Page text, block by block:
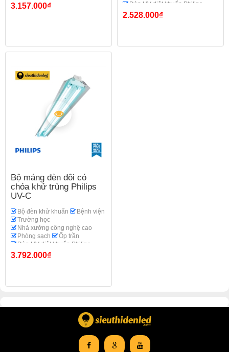
3.157.000₫
Đèn UV diệt khuẩn Philips
2.528.000₫
Bộ máng đèn đôi có
chóa khử trùng Philips
UV-C
Bộ đèn khử khuẩn
Bệnh viện
Trường học
Nhà xưởng công nghệ cao
Phòng sạch
Ốp trần
Đèn UV diệt khuẩn Philips
3.792.000₫